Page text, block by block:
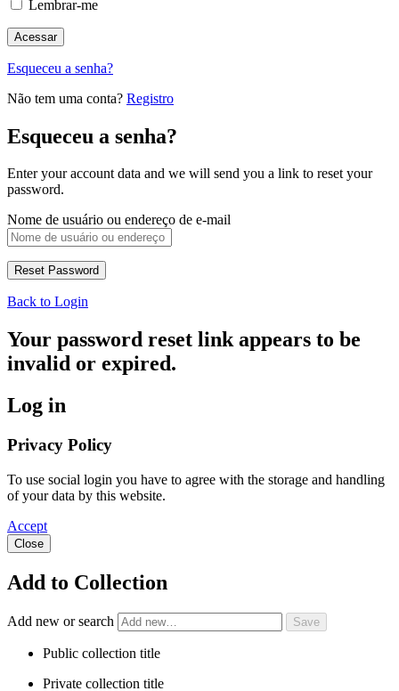
Lembrar-me
Esqueceu a senha?
Não tem uma conta? Registro
Esqueceu a senha?
Enter your account data and we will send you a link to reset your
password.
Nome de usuário ou endereço de e-mail
Back to Login
Your password reset link appears to be
invalid or expired.
Log in
Privacy Policy
To use social login you have to agree with the storage and handling
of your data by this website.
Accept
Close
Add to Collection
Add new or search
Public collection title
Private collection title